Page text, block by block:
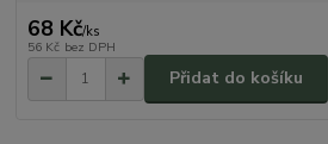
68 Kč/ks
56 Kč bez DPH
Přidat do košíku